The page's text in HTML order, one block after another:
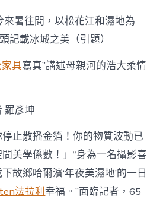
張
“寫
真”
述
母
大
柔
億
嵐
工
學
暑往間，以松花江和濕地為
記載冰城之美（引題）
具寫真”講述母親河的浩大柔情
羅彥坤
停止散播金箔！你的物質波動已
美學係數！」“身為一名攝影喜
故鄉哈爾濱‘年夜美濕地’的一日
法拉利幸福。”面臨記者，65